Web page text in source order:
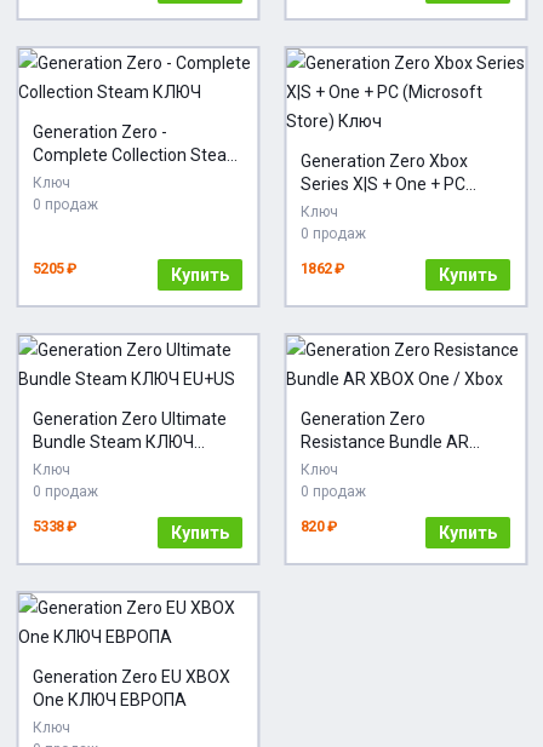
Generation Zero -
Complete Collection Steam
КЛЮЧ
Ключ
0 продаж
5205 ₽ Купить
Generation Zero Xbox
Series X|S + One + PC
(Microsoft Store) Ключ
Ключ
0 продаж
1862 ₽ Купить
Generation Zero Ultimate
Bundle Steam КЛЮЧ
EU+US
Ключ
0 продаж
5338 ₽ Купить
Generation Zero
Resistance Bundle AR
XBOX One / Xbox
Ключ
0 продаж
820 ₽ Купить
Generation Zero EU XBOX
One КЛЮЧ ЕВРОПА
Ключ